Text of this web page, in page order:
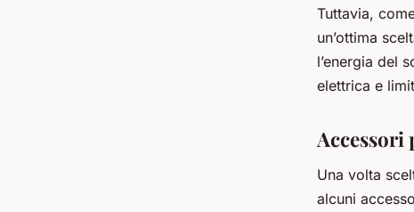
Tuttavia,
un’ottima
l’energia del
elettrica e
Accessori
Una volta
alcuni